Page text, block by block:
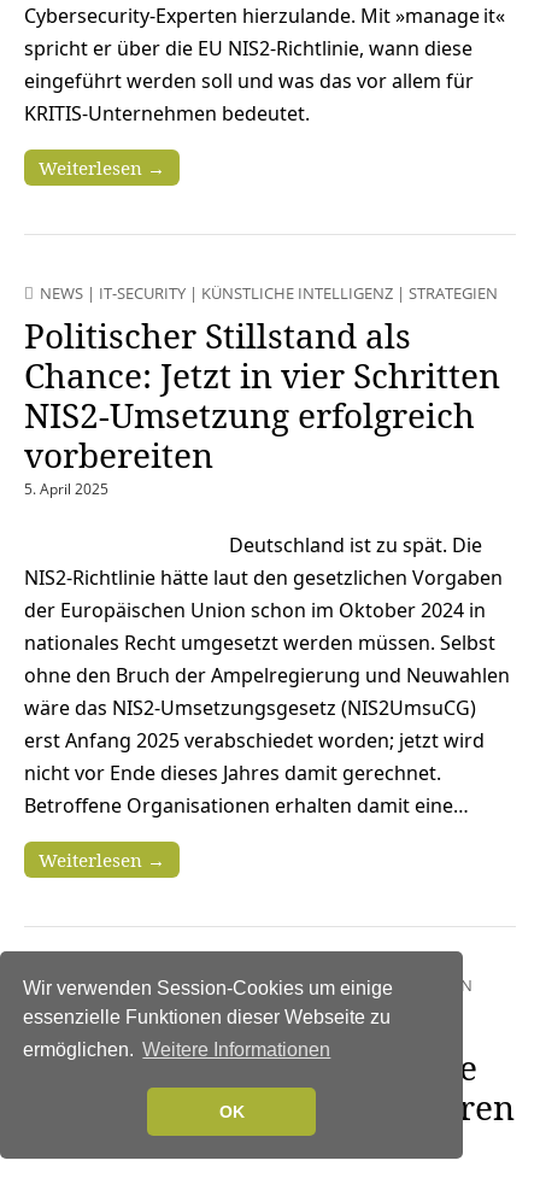
Wir verwenden Session-Cookies um einige
essenzielle Funktionen dieser Webseite zu
ermöglichen. Weitere Informationen
OK
Cybersecurity-Experten hierzulande. Mit »manage it«
spricht er über die EU NIS2-Richtlinie, wann diese
eingeführt werden soll und was das vor allem für
KRITIS-Unternehmen bedeutet.
Weiterlesen →
NEWS | IT-SECURITY | KÜNSTLICHE INTELLIGENZ | STRATEGIEN
Politischer Stillstand als
Chance: Jetzt in vier Schritten
NIS2-Umsetzung erfolgreich
vorbereiten
5. April 2025
Deutschland ist zu spät. Die
NIS2-Richtlinie hätte laut den gesetzlichen Vorgaben
der Europäischen Union schon im Oktober 2024 in
nationales Recht umgesetzt werden müssen. Selbst
ohne den Bruch der Ampelregierung und Neuwahlen
wäre das NIS2-Umsetzungsgesetz (NIS2UmsuCG)
erst Anfang 2025 verabschiedet worden; jetzt wird
nicht vor Ende dieses Jahres damit gerechnet.
Betroffene Organisationen erhalten damit eine…
Weiterlesen →
NEWS|INFRASTRUKTUR|IT-SECURITY| KOMMUNIKATION
Mit NIS2 gegen IT-Risiken:
Schutz wesentlicher Dienste
und kritischer Infrastrukturen